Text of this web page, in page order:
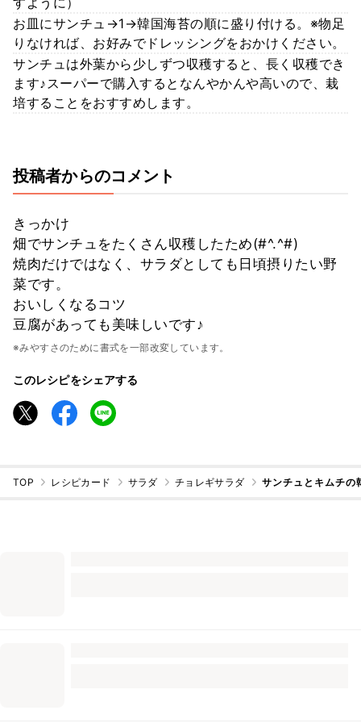
お皿にサンチュ→1→韓国海苔の順に盛り付ける。※物足
りなければ、お好みでドレッシングをおかけください。
サンチュは外葉から少しずつ収穫すると、長く収穫でき
ます♪スーパーで購入するとなんやかんや高いので、栽
培することをおすすめします。
投稿者からのコメント
きっかけ
畑でサンチュをたくさん収穫したため(#^.^#)
焼肉だけではなく、サラダとしても日頃摂りたい野
菜です。
おいしくなるコツ
豆腐があっても美味しいです♪
※みやすさのために書式を一部改変しています。
このレシピをシェアする
TOP レシピカード サラダ チョレギサラダ サンチュとキムチの